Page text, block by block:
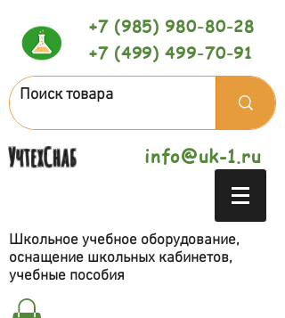
+7 (985) 980-80-28
+7 (499) 499-70-91
УчтехСнаб info@uk-1.ru
Школьное учебное оборудование,
оснащение школьных кабинетов,
учебные пособия